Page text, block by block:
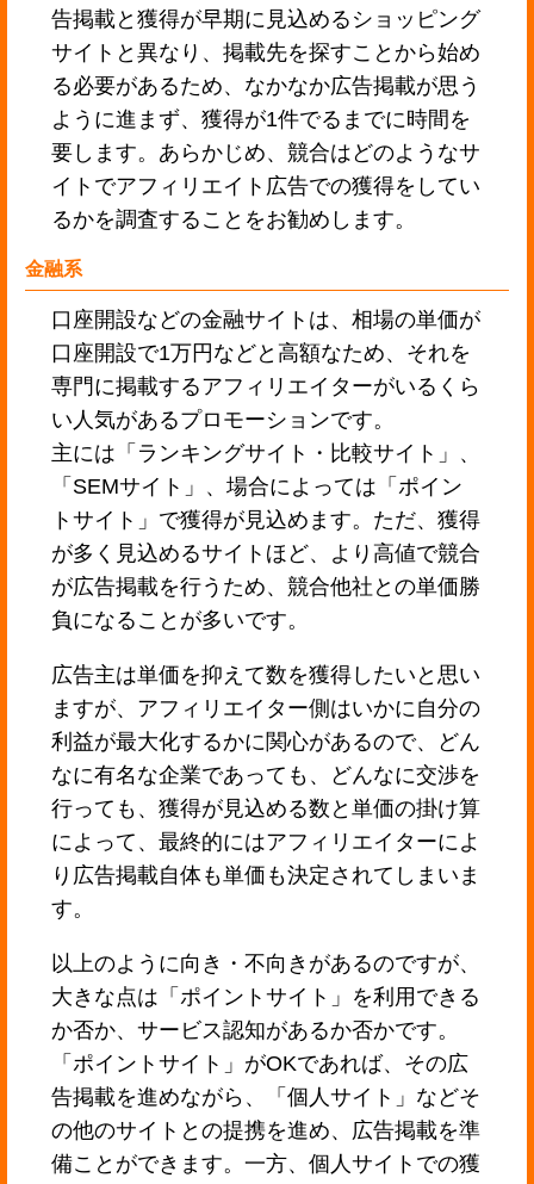
告掲載と獲得が早期に見込めるショッピング
サイトと異なり、掲載先を探すことから始め
る必要があるため、なかなか広告掲載が思う
ように進まず、獲得が1件でるまでに時間を
要します。あらかじめ、競合はどのようなサ
イトでアフィリエイト広告での獲得をしてい
るかを調査することをお勧めします。
金融系
口座開設などの金融サイトは、相場の単価が
口座開設で1万円などと高額なため、それを
専門に掲載するアフィリエイターがいるくら
い人気があるプロモーションです。
主には「ランキングサイト・比較サイト」、
「SEMサイト」、場合によっては「ポイン
トサイト」で獲得が見込めます。ただ、獲得
が多く見込めるサイトほど、より高値で競合
が広告掲載を行うため、競合他社との単価勝
負になることが多いです。
広告主は単価を抑えて数を獲得したいと思い
ますが、アフィリエイター側はいかに自分の
利益が最大化するかに関心があるので、どん
なに有名な企業であっても、どんなに交渉を
行っても、獲得が見込める数と単価の掛け算
によって、最終的にはアフィリエイターによ
り広告掲載自体も単価も決定されてしまいま
す。
以上のように向き・不向きがあるのですが、
大きな点は「ポイントサイト」を利用できる
か否か、サービス認知があるか否かです。
「ポイントサイト」がOKであれば、その広
告掲載を進めながら、「個人サイト」などそ
の他のサイトとの提携を進め、広告掲載を準
備ことができます。一方、個人サイトでの獲